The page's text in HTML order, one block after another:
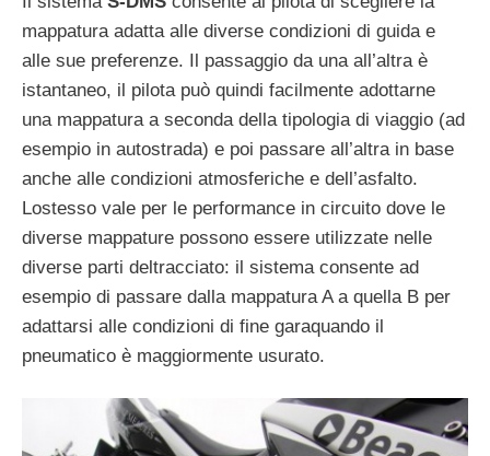
mappatura adatta alle diverse condizioni di guida e
alle sue preferenze. Il passaggio da una all’altra è
istantaneo, il pilota può quindi facilmente adottarne
una mappatura a seconda della tipologia di viaggio (ad
esempio in autostrada) e poi passare all’altra in base
anche alle condizioni atmosferiche e dell’asfalto.
Lostesso vale per le performance in circuito dove le
diverse mappature possono essere utilizzate nelle
diverse parti deltracciato: il sistema consente ad
esempio di passare dalla mappatura A a quella B per
adattarsi alle condizioni di fine garaquando il
pneumatico è maggiormente usurato.